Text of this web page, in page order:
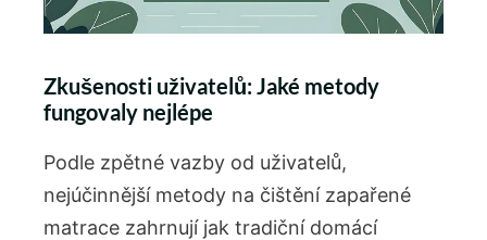
Zkušenosti uživatelů: Jaké metody
fungovaly nejlépe
Podle zpětné vazby od uživatelů,
nejúčinnější metody na čištění zapařené
matrace zahrnují jak tradiční domácí